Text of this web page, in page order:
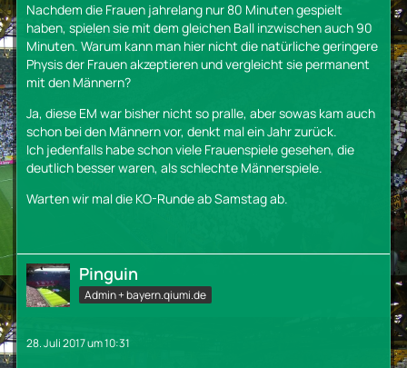
Nachdem die Frauen jahrelang nur 80 Minuten gespielt
haben, spielen sie mit dem gleichen Ball inzwischen auch 90
Minuten. Warum kann man hier nicht die natürliche geringere
Physis der Frauen akzeptieren und vergleicht sie permanent
mit den Männern?
Ja, diese EM war bisher nicht so pralle, aber sowas kam auch
schon bei den Männern vor, denkt mal ein Jahr zurück.
Ich jedenfalls habe schon viele Frauenspiele gesehen, die
deutlich besser waren, als schlechte Männerspiele.
Warten wir mal die KO-Runde ab Samstag ab.
Pinguin
Admin + bayern.qiumi.de
28. Juli 2017 um 10:31